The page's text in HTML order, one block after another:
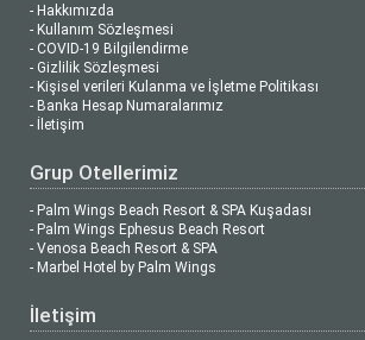
- Hakkımızda
- Kullanım Sözleşmesi
- COVID-19 Bilgilendirme
- Gizlilik Sözleşmesi
- Kişisel verileri Kulanma ve İşletme Politikası
- Banka Hesap Numaralarımız
- İletişim
Grup Otellerimiz
- Palm Wings Beach Resort & SPA Kuşadası
- Palm Wings Ephesus Beach Resort
- Venosa Beach Resort & SPA
- Marbel Hotel by Palm Wings
İletişim